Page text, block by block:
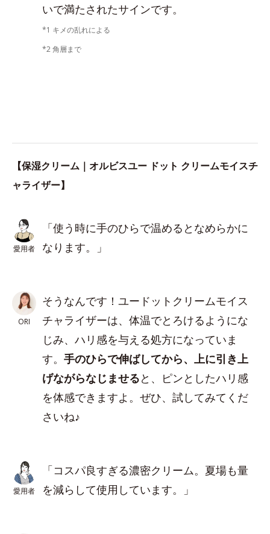
いで満たされたサインです。
*1 キメの乱れによる
*2 角層まで
【保湿クリーム｜オルビスユー ドット クリームモイスチ
ャライザー】
愛用者
「使う時に手のひらで温めるとなめらかに
なります。」
ORI
そうなんです！ユードットクリームモイス
チャライザーは、体温でとろけるようにな
じみ、ハリ感を与える処方になっていま
す。 手のひらで伸ばしてから、上に引き上
げながらなじませると、ピンとしたハリ感
を体感できますよ。ぜひ、試してみてくだ
さいね♪
愛用者
「コスパ良すぎる濃密クリーム。夏場も量
を減らして使用しています。」